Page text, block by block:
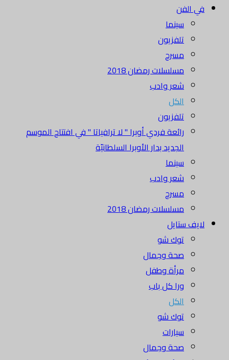
في الفن
سينما
تلفزيون
مسرح
مسلسلات رمضان 2018
شعر وادب
الكل
تلفزيون
رائعة فردي أوبرا " لا ترافياتا " في افتتاح الموسم
الجديد بدار الأوبرا السلطانيّة
سينما
شعر وادب
مسرح
مسلسلات رمضان 2018
لايف ستايل
توك شو
صحة وجمال
مرأة وطفل
ورا كل باب
الكل
توك شو
سيارات
صحة وجمال